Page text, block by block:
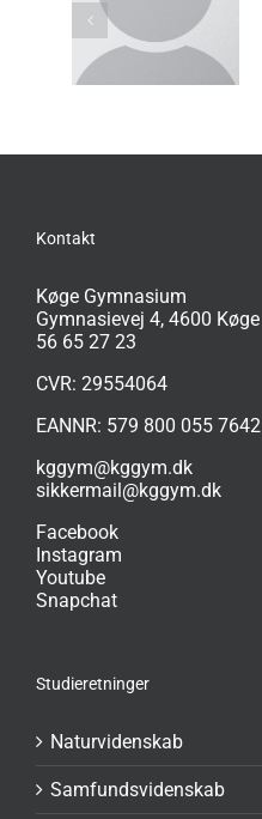
Lars Erik
Knudsen (LEK)
Kontakt
Køge Gymnasium
Gymnasievej 4, 4600 Køge
56 65 27 23
CVR: 29554064
EANNR: 579 800 055 7642
kggym@kggym.dk
sikkermail@kggym.dk
Facebook
Instagram
Youtube
Snapchat
Studieretninger
Naturvidenskab
Samfundsvidenskab